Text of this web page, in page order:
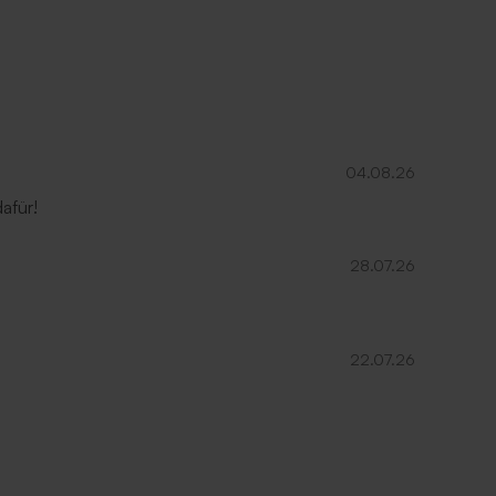
04.08.26
28.07.26
22.07.26